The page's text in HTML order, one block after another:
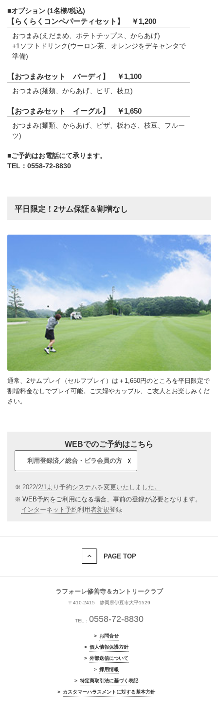
■オプション (1名様/税込)
【らくらくコンペパーティセット】 ￥1,200
おつまみ(えだまめ、ポテトチップス、からあげ)
+1ソフトドリンク(ウーロン茶、オレンジをデキャンタで
準備)
【おつまみセット バーディ】 ￥1,100
おつまみ(麺類、からあげ、ピザ、枝豆)
【おつまみセット イーグル】 ￥1,650
おつまみ(麺類、からあげ、ピザ、板わさ、枝豆、フルー
ツ)
■ご予約はお電話にて承ります。
TEL：0558-72-8830
平日限定！2サム保証＆割増なし
通常、2サムプレイ（セルフプレイ）は＋1,650円のところを平日限定で
割増料金なしでプレイ可能。ご夫婦やカップル、ご友人とお楽しみくだ
さい。
WEBでのご予約はこちら
利用登録済／総合・ビラ会員の方
※ 2022/2/1より予約システムを変更いたしました。
※ WEB予約をご利用になる場合、事前の登録が必要となります。
インターネット予約利用者新規登録
PAGE TOP
ラフォーレ修善寺＆カントリークラブ
〒410-2415 静岡県伊豆市大平1529
TEL： 0558-72-8830
お問合せ
個人情報保護方針
外部送信について
採用情報
特定商取引法に基づく表記
カスタマーハラスメントに対する基本方針